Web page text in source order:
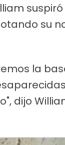
su
la
dijo